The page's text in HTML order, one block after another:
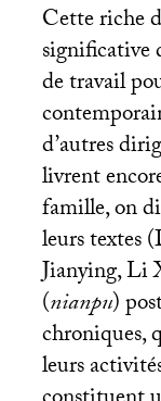
Cette riche
significative
de travail
d’autres
livrent
famille, on
leurs textes
Jianying, Li
(nianpu)
chroniques,
leurs